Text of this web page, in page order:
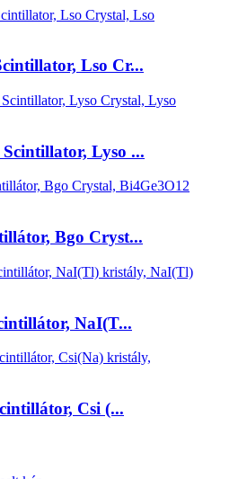
Lso Cr...
Lyso ...
Bgo Cryst...
NaI(T...
Csi (...